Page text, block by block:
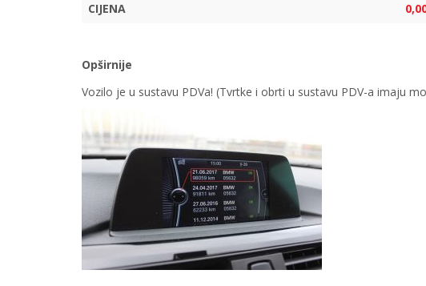
CIJENA
Opširnije
Vozilo je u sustavu PDVa! (Tvrtke i obrti u sustavu PDV-a imaju